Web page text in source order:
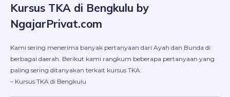
Kursus TKA di Bengkulu by
NgajarPrivat.com
Kami sering menerima banyak pertanyaan dari Ayah dan Bunda di
berbagai daerah. Berikut kami rangkum beberapa pertanyaan yang
paling sering ditanyakan terkait kursus TKA:
– Kursus TKA di Bengkulu